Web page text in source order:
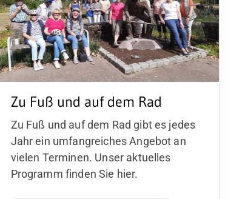
Zu Fuß und auf dem Rad
Zu Fuß und auf dem Rad gibt es jedes
Jahr ein umfangreiches Angebot an
vielen Terminen. Unser aktuelles
Programm finden Sie hier.